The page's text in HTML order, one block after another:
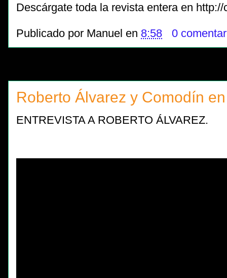
Descárgate toda la revista entera en
Publicado por Manuel en 8:58 0
Roberto Álvarez y Comodín
ENTREVISTA A ROBERTO ÁLVAREZ.